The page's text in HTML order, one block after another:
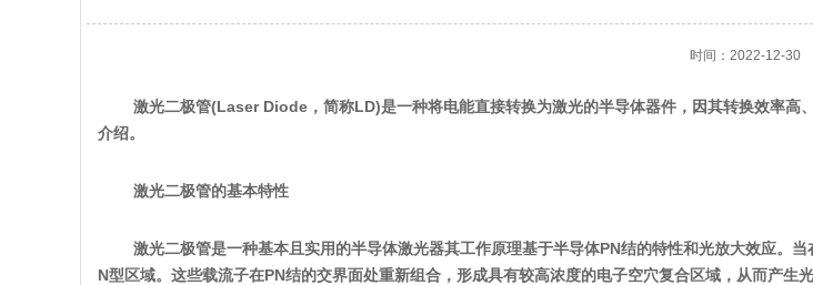
时间：2022-12-30
激光二极管(Laser Diode，简称LD)是一种将电能直接转换为激光的半导体器件，因其转换效率
介绍。
激光二极管的基本特性
激光二极管是一种基本且实用的半导体激光器其工作原理基于半导体PN结的特性和光放大效应。
N型区域。这些载流子在PN结的交界面处重新组合，形成具有较高浓度的电子空穴复合区域，从而产生